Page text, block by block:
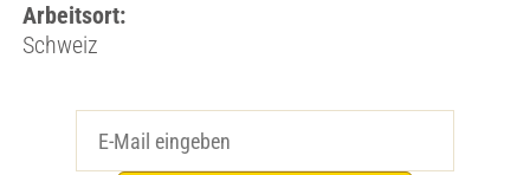
Arbeitsort:
Schweiz